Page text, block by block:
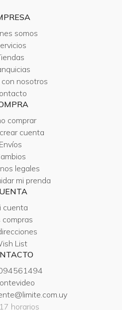
somos
con nosotros
comprar
cuenta
Envíos
legales
mi prenda
cuenta
compras
List
horarios